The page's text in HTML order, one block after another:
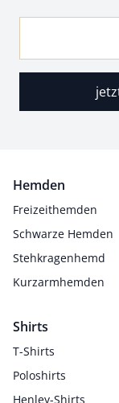
Hemden
Freizeithemden
Schwarze Hemden
Stehkragenhemd
Kurzarmhemden
Shirts
T-Shirts
Poloshirts
Henley-Shirts